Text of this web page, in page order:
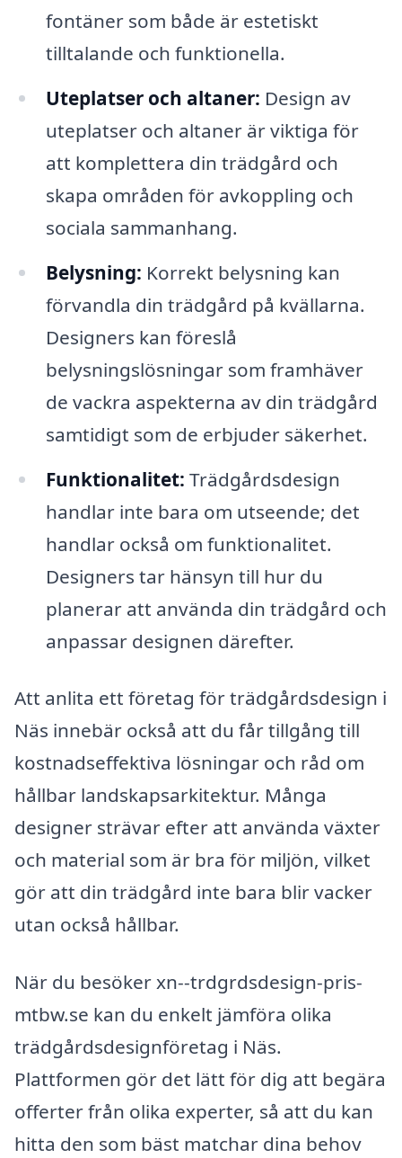
fontäner som både är estetiskt
tilltalande och funktionella.
Uteplatser och altaner: Design av
uteplatser och altaner är viktiga för
att komplettera din trädgård och
skapa områden för avkoppling och
sociala sammanhang.
Belysning: Korrekt belysning kan
förvandla din trädgård på kvällarna.
Designers kan föreslå
belysningslösningar som framhäver
de vackra aspekterna av din trädgård
samtidigt som de erbjuder säkerhet.
Funktionalitet: Trädgårdsdesign
handlar inte bara om utseende; det
handlar också om funktionalitet.
Designers tar hänsyn till hur du
planerar att använda din trädgård och
anpassar designen därefter.
Att anlita ett företag för trädgårdsdesign i
Näs innebär också att du får tillgång till
kostnadseffektiva lösningar och råd om
hållbar landskapsarkitektur. Många
designer strävar efter att använda växter
och material som är bra för miljön, vilket
gör att din trädgård inte bara blir vacker
utan också hållbar.
När du besöker xn--trdgrdsdesign-pris-
mtbw.se kan du enkelt jämföra olika
trädgårdsdesignföretag i Näs.
Plattformen gör det lätt för dig att begära
offerter från olika experter, så att du kan
hitta den som bäst matchar dina behov